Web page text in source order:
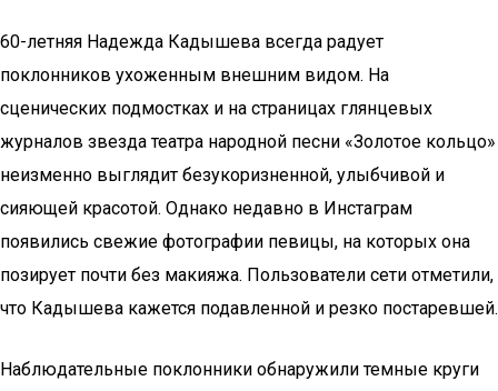
60-летняя Надежда Кадышева всегда радует
поклонников ухоженным внешним видом. На
сценических подмостках и на страницах глянцевых
журналов звезда театра народной песни «Золотое кольцо»
неизменно выглядит безукоризненной, улыбчивой и
сияющей красотой. Однако недавно в Инстаграм
появились свежие фотографии певицы, на которых она
позирует почти без макияжа. Пользователи сети отметили,
что Кадышева кажется подавленной и резко постаревшей.
Наблюдательные поклонники обнаружили темные круги